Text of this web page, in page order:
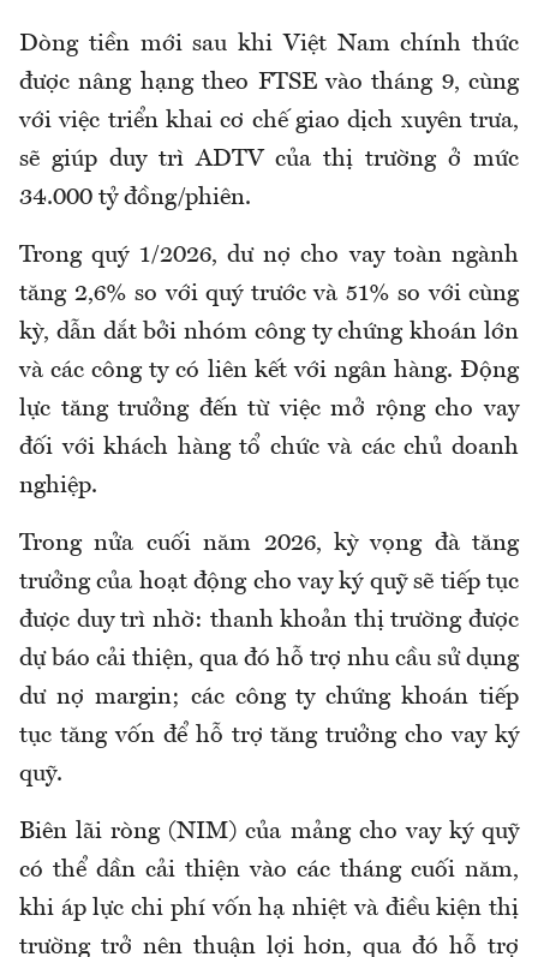
Dòng tiền mới sau khi Việt Nam chính thức
được nâng hạng theo FTSE vào tháng 9, cùng
với việc triển khai cơ chế giao dịch xuyên trưa,
sẽ giúp duy trì ADTV của thị trường ở mức
34.000 tỷ đồng/phiên.
Trong quý 1/2026, dư nợ cho vay toàn ngành
tăng 2,6% so với quý trước và 51% so với cùng
kỳ, dẫn dắt bởi nhóm công ty chứng khoán lớn
và các công ty có liên kết với ngân hàng. Động
lực tăng trưởng đến từ việc mở rộng cho vay
đối với khách hàng tổ chức và các chủ doanh
nghiệp.
Trong nửa cuối năm 2026, kỳ vọng đà tăng
trưởng của hoạt động cho vay ký quỹ sẽ tiếp tục
được duy trì nhờ: thanh khoản thị trường được
dự báo cải thiện, qua đó hỗ trợ nhu cầu sử dụng
dư nợ margin; các công ty chứng khoán tiếp
tục tăng vốn để hỗ trợ tăng trưởng cho vay ký
quỹ.
Biên lãi ròng (NIM) của mảng cho vay ký quỹ
có thể dần cải thiện vào các tháng cuối năm,
khi áp lực chi phí vốn hạ nhiệt và điều kiện thị
trường trở nên thuận lợi hơn, qua đó hỗ trợ